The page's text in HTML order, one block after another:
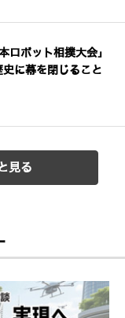
ロボット相撲大会」
に幕を閉じること
見る